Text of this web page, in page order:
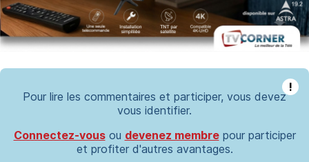
!
Pour lire les commentaires et participer, vous devez
vous identifier.
Connectez-vousou devenez membrepour participer
et profiter d'autres avantages.